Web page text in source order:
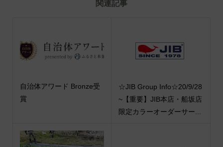
関連記事
自治体アワード Bronze受
賞
☆JIB Group Info☆20/9/28
~【重要】JIB本店・船坂店
限定カラーオーダーサー...